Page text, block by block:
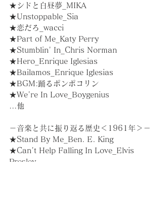
★シドと白昼夢_MIKA
★Unstoppable_Sia
★恋だろ_wacci
★Part of Me_Katy Perry
★Stumblin' In_Chris Norman
★Hero_Enrique Iglesias
★Bailamos_Enrique Iglesias
★BGM:踊るポンポコリン
★We're In Love_Boygenius
...他
－音楽と共に振り返る歴史＜1961年＞－
★Stand By Me_Ben. E. King
★Can't Help Falling In Love_Elvis
Presley